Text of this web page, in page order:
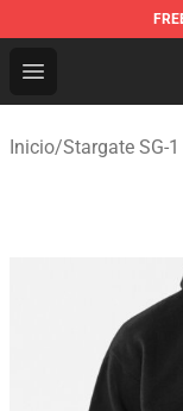
Open menu
Stargate SG-
Inicio/Stargate SG-